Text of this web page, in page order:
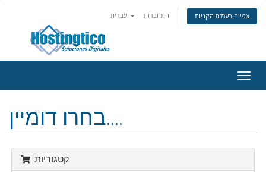
התחברות צפייה בעגלת הקניות
ניווט
בחרו דומיין....
קטגוריות